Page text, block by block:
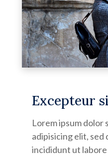
Excepteur
Lorem ipsum
adipisicing elit, sed
incididunt ut